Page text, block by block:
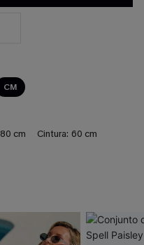
CM
80 cm Cintura: 60 cm